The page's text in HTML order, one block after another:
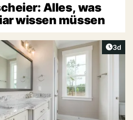
Alles, was
wissen müssen
3d